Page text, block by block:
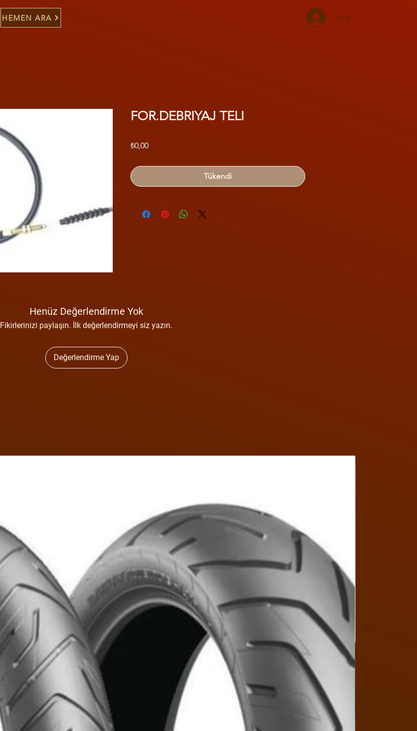
HEMEN ARA Giriş
FOR.DEBRIYAJ TELI
₺0,00Fiyat
Tükendi
Henüz Değerlendirme Yok
Fikirlerinizi paylaşın. İlk değerlendirmeyi siz yazın.
Değerlendirme Yap